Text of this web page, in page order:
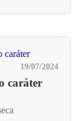
19/07/2024
caráter